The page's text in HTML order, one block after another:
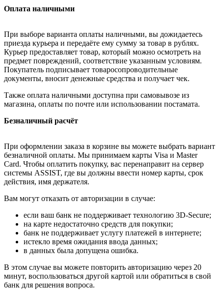
Оплата наличными
При выборе варианта оплаты наличными, вы дожидаетесь
приезда курьера и передаёте ему сумму за товар в рублях.
Курьер предоставляет товар, который можно осмотреть на
предмет повреждений, соответствие указанным условиям.
Покупатель подписывает товаросопроводительные
документы, вносит денежные средства и получает чек.
Также оплата наличными доступна при самовывозе из
магазина, оплаты по почте или использовании постамата.
Безналичный расчёт
При оформлении заказа в корзине вы можете выбрать вариант
безналичной оплаты. Мы принимаем карты Visa и Master
Card. Чтобы оплатить покупку, вас перенаправит на сервер
системы ASSIST, где вы должны ввести номер карты, срок
действия, имя держателя.
Вам могут отказать от авторизации в случае:
если ваш банк не поддерживает технологию 3D-Secure;
на карте недостаточно средств для покупки;
банк не поддерживает услугу платежей в интернете;
истекло время ожидания ввода данных;
в данных была допущена ошибка.
В этом случае вы можете повторить авторизацию через 20
минут, воспользоваться другой картой или обратиться в свой
банк для решения вопроса.